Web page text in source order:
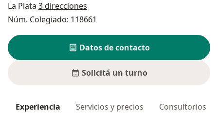
La Plata 3 direcciones
Núm. Colegiado: 118661
Datos de contacto
Solicitá un turno
Experiencia Servicios y precios Consultorios